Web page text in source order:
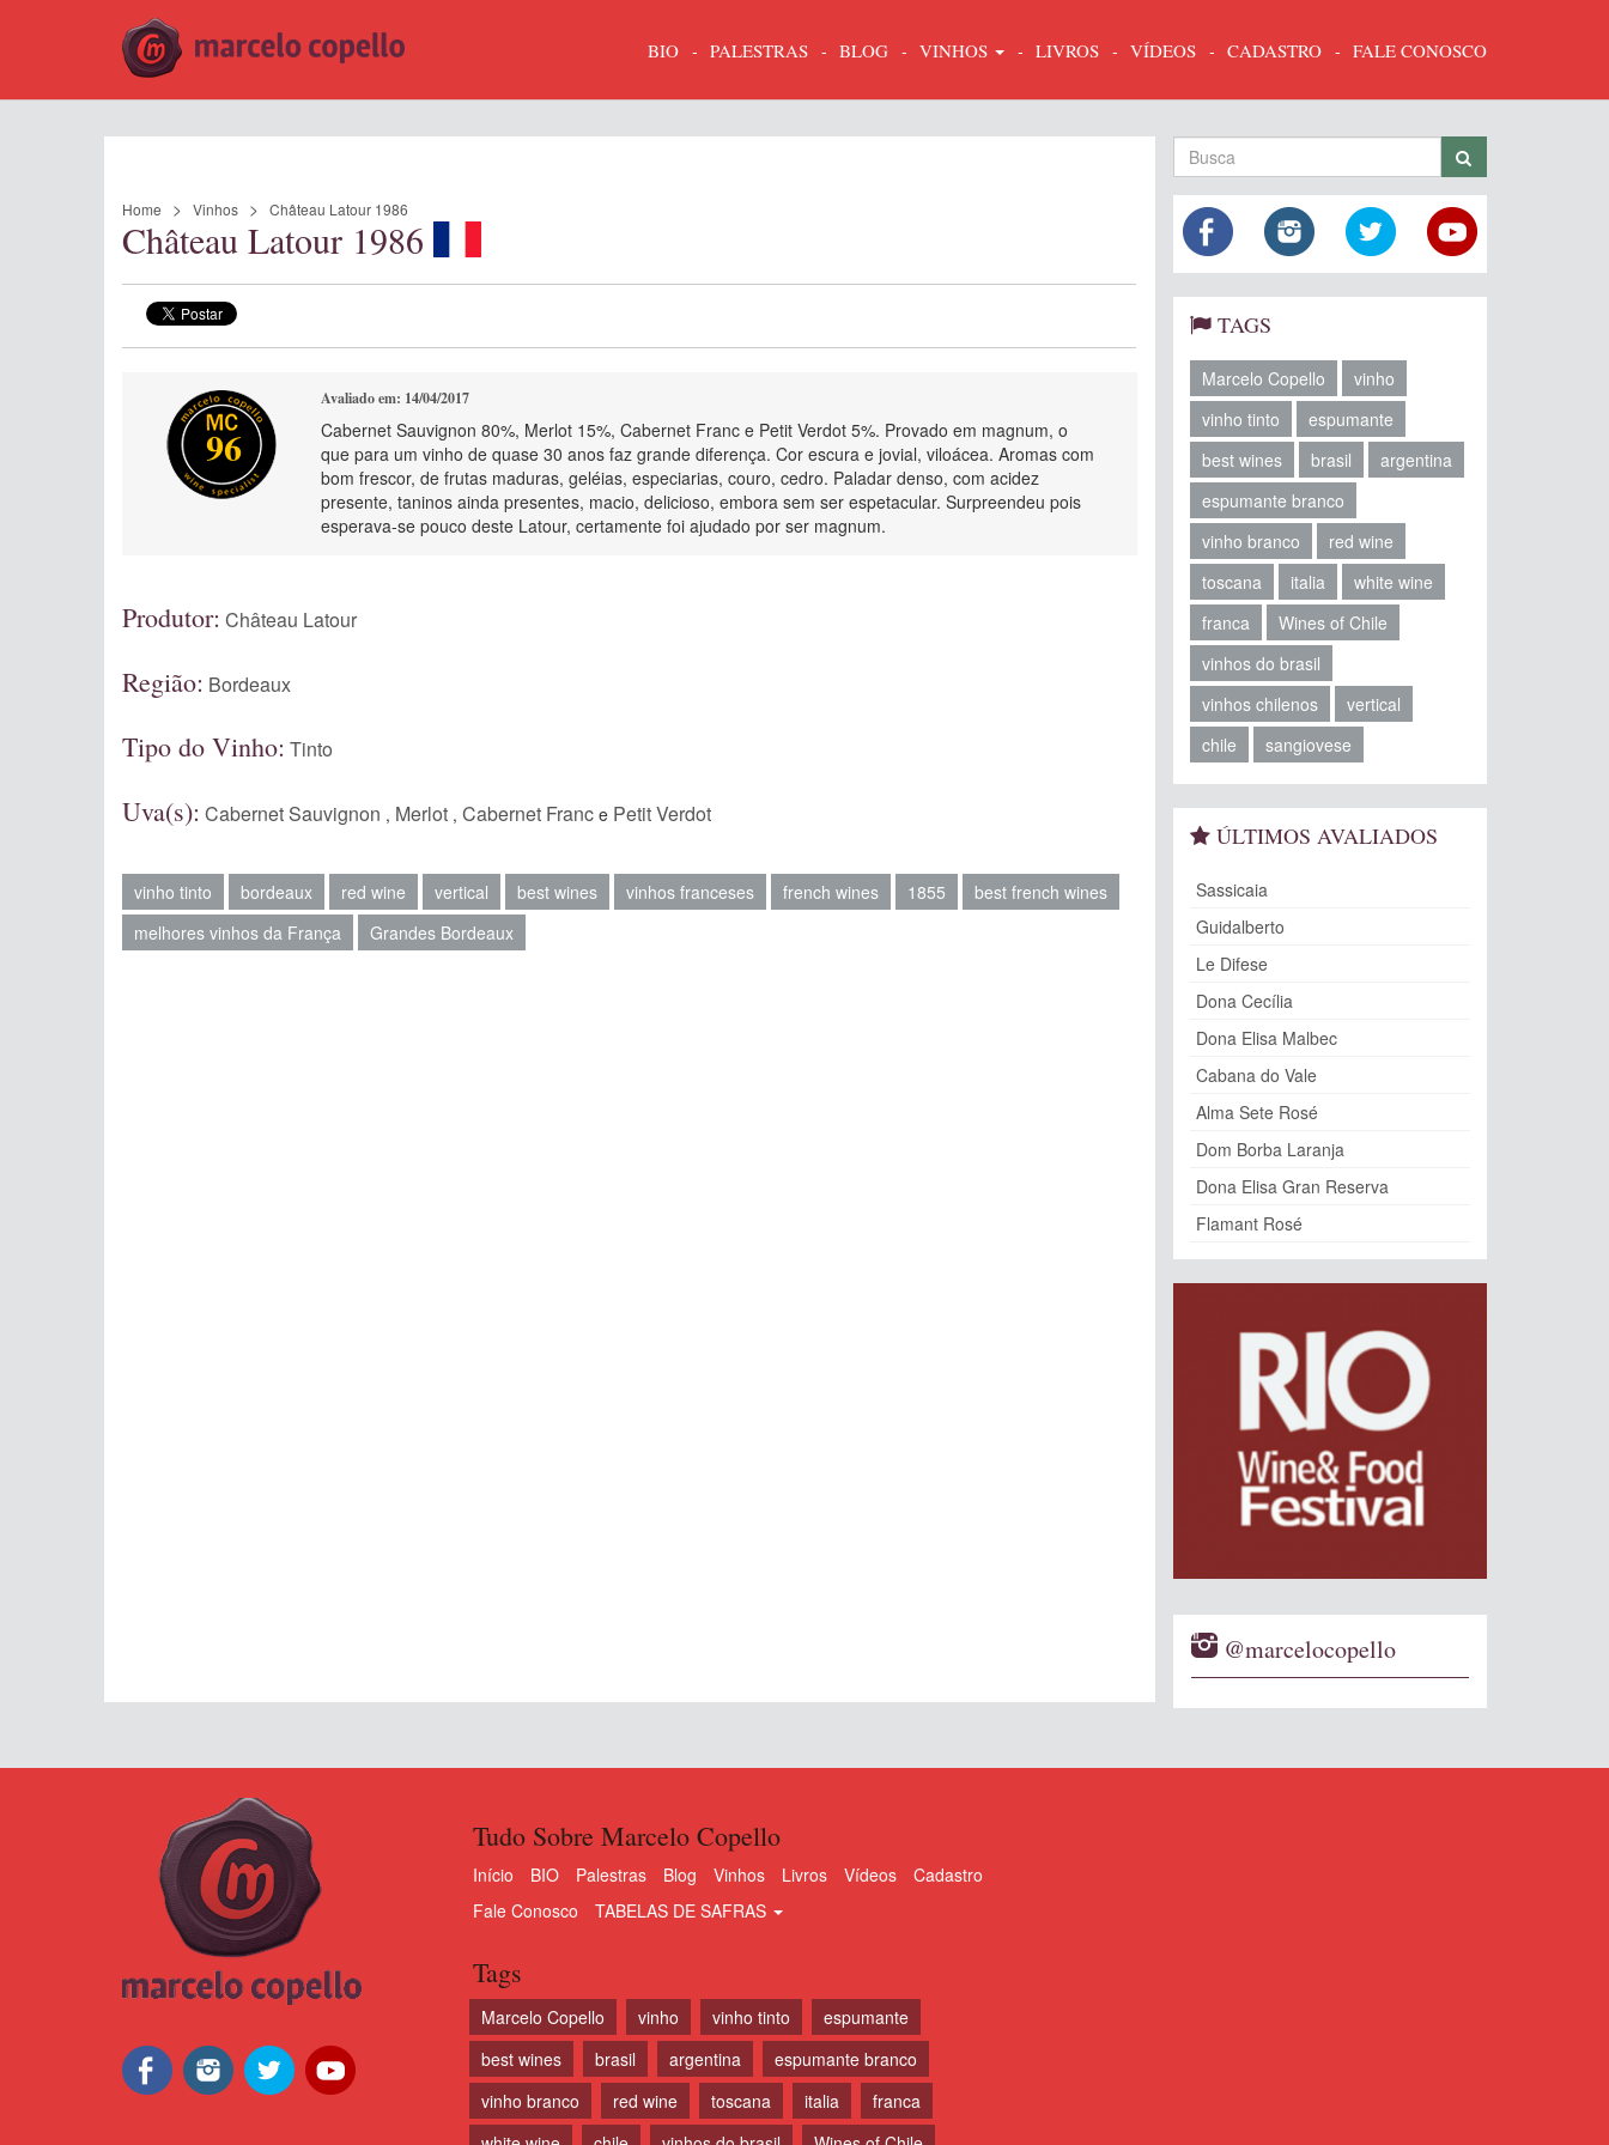
BIO PALESTRAS BLOG VINHOS LIVROS VÍDEOS CADASTRO FALE CONOSCO
Home Vinhos Château Latour 1986
Château Latour 1986
96
Avaliado em: 14/04/2017
Cabernet Sauvignon 80%, Merlot 15%, Cabernet Franc e Petit Verdot 5%. Provado em magnum, o
que para um vinho de quase 30 anos faz grande diferença. Cor escura e jovial, viloácea. Aromas com
bom frescor, de frutas maduras, geléias, especiarias, couro, cedro. Paladar denso, com acidez
presente, taninos ainda presentes, macio, delicioso, embora sem ser espetacular. Surpreendeu pois
esperava-se pouco deste Latour, certamente foi ajudado por ser magnum.
Produtor: Château Latour
Região: Bordeaux
Tipo do Vinho: Tinto
Uva(s): Cabernet Sauvignon , Merlot , Cabernet Franc e Petit Verdot
vinho tinto bordeaux red wine vertical best wines vinhos franceses french wines 1855
best french wines
melhores vinhos da França
Grandes Bordeaux
TAGS
Marcelo Copello
vinho
vinho tinto
espumante
best wines
brasil
argentina
espumante branco
vinho branco
red wine
toscana
italia
white wine
franca
Wines of Chile
vinhos do brasil
vinhos chilenos
vertical
chile
sangiovese
ÚLTIMOS AVALIADOS
Sassicaia
Guidalberto
Le Difese
Dona Cecília
Dona Elisa Malbec
Cabana do Vale
Alma Sete Rosé
Dom Borba Laranja
Dona Elisa Gran Reserva
Flamant Rosé
@marcelocopello
Tudo Sobre Marcelo Copello
Início BIO Palestras Blog Vinhos Livros Vídeos
Cadastro
Fale Conosco
TABELAS DE SAFRAS
Tags
Marcelo Copello vinho vinho tinto
espumante
best wines
brasil argentina
espumante branco
vinho branco
red wine toscana italia
franca